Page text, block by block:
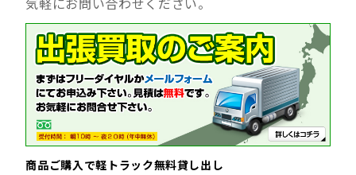
商品ご購入で軽トラック無料貸し出し